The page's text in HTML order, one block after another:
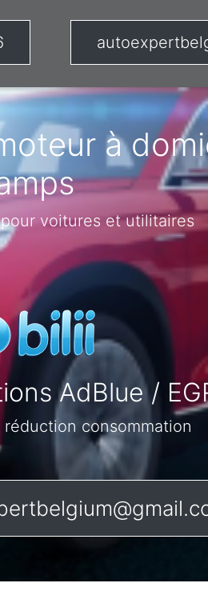
à
voitures et utilitaires
AdBlue /
consommation